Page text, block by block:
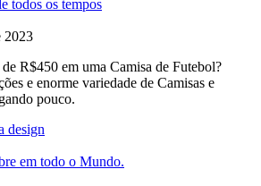
2023
R$450 em uma Camisa de Futebol?
e enorme variedade de Camisas e
pouco.
em todo o Mundo.